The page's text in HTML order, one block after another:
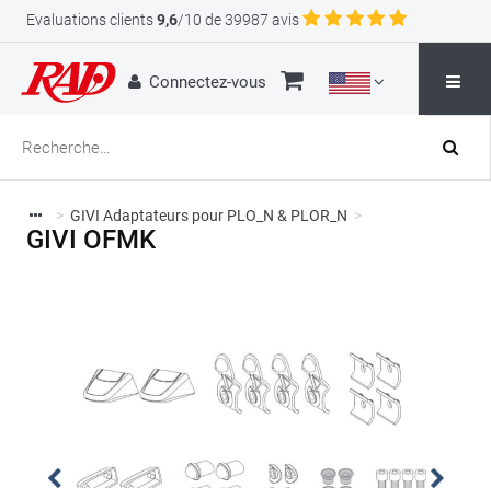
Evaluations clients9,6/10 de 39987 avis
Connectez-vous
> GIVI Adaptateurs pour PLO_N & PLOR_N >
GIVI OFMK